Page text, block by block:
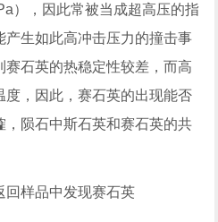
），因此常被当成超高压的指
产生如此高冲击压力的撞击事
石英的热稳定性较差，而高
度，因此，赛石英的出现能否
，陨石中斯石英和赛石英的共